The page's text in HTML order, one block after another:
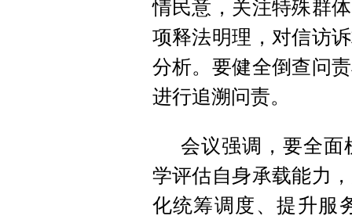
情民意，关注特殊群
项释法明理，对信访
分析。要健全倒查问
进行追溯问责。
会议强调，要全面
学评估自身承载能力
化统筹调度、提升服